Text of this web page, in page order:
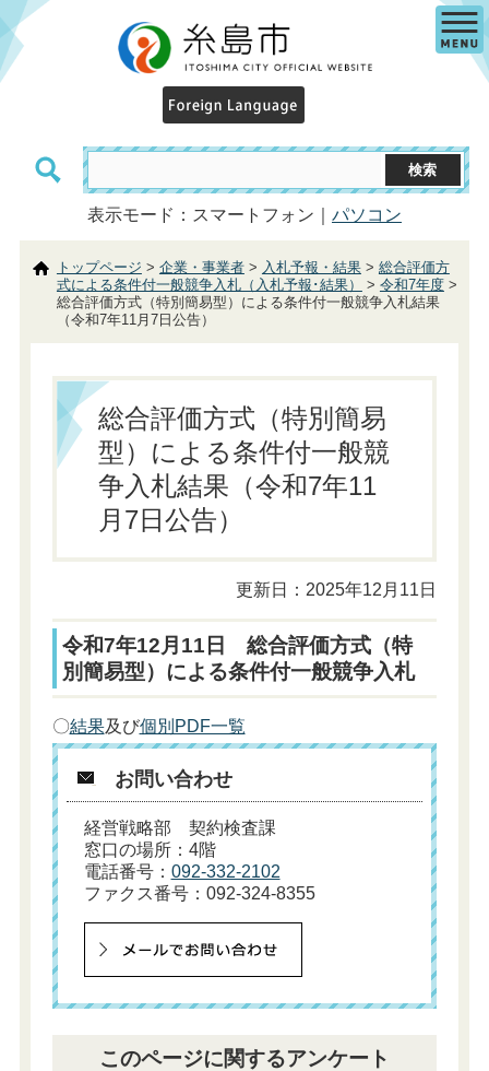
表示モード：スマートフォン｜ パソコン
トップページ > 企業・事業者> 入札予報・結果> 総合評価方
式による条件付一般競争入札（入札予報･結果）
> 令和7年度>
総合評価方式（特別簡易型）による条件付一般競争入札結果
（令和7年11月7日公告）
総合評価方式（特別簡易
型）による条件付一般競
争入札結果（令和7年11
月7日公告）
更新日：2025年12月11日
令和7年12月11日 総合評価方式（特
別簡易型）による条件付一般競争入札
〇結果及び個別PDF一覧
お問い合わせ
経営戦略部 契約検査課
窓口の場所：4階
電話番号： 092-332-2102
ファクス番号：092-324-8355
このページに関するアンケート